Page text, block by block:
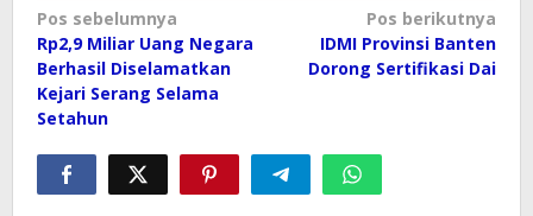
Navigasi
pos
Pos sebelumnya
Rp2,9 Miliar Uang Negara
Berhasil Diselamatkan
Kejari Serang Selama
Setahun
Pos berikutnya
IDMI Provinsi Banten
Dorong Sertifikasi Dai